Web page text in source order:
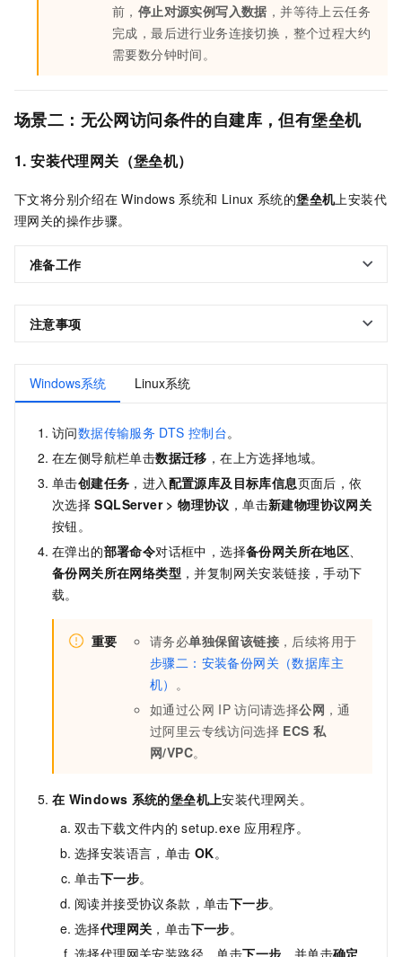
前， 停止对源实例写入数据 ，并等待上云任务
完成，最后进行业务连接切换，整个过程大约
需要数分钟时间。
场景二：无公网访问条件的自建库，但有堡垒机
1. 安装代理网关（堡垒机）
下文将分别介绍在 Windows 系统和 Linux 系统的堡垒机上安装代
理网关的操作步骤。
准备工作
注意事项
Windows系统 Linux系统
访问数据传输服务 DTS 控制台。
在左侧导航栏单击数据迁移 ，在上方选择地域。
单击创建任务 ，进入 配置源库及目标库信息页面后，依
次选择 SQLServer>物理协议 ，单击新建物理协议网关
按钮。
在弹出的部署命令对话框中，选择备份网关所在地区
备份网关所在网络类型 ，并复制网关安装链接，手动下
载。
重要 请务必单独保留该链接 ，后续将用于
步骤二：安装备份网关（数据库主
机） 。
如通过公网 IP 访问请选择公网 ，通
过阿里云专线访问选择 ECS 私
网/VPC。
在 Windows 系统的堡垒机上安装代理网关。
双击下载文件内的 setup.exe 应用程序。
选择安装语言，单击 OK。
单击下一步。
阅读并接受协议条款，单击下一步。
选择代理网关 ，单击下一步。
选择代理网关安装路径，单击下一步 ，并单击确定